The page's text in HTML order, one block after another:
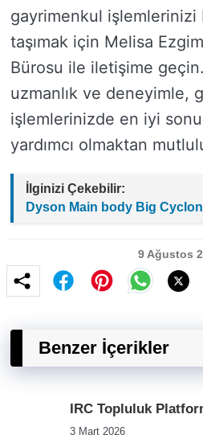
gayrimenkul işlemlerinizi
taşımak için Melisa
Bürosu ile iletişime geçin.
uzmanlık ve deneyimle,
işlemlerinizde en iyi
yardımcı olmaktan
İlginizi Çekebilir:
Dyson Main body Big
9 Ağustos
Benzer İçerikler
IRC Topluluk
3 Mart 2026